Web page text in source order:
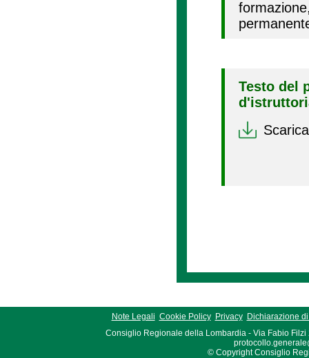
Testo del
Note Legali Cookie Policy Privacy
Dichiarazione
Consiglio Regionale della Lombardia - Via Fabio Filzi
© Copyright Consiglio